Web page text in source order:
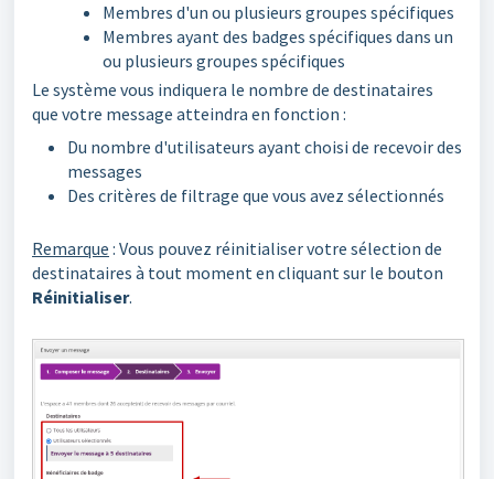
Membres d'un ou plusieurs groupes spécifiques
Membres ayant des badges spécifiques dans un
ou plusieurs groupes spécifiques
Le système vous indiquera le nombre de destinataires
que votre message atteindra en fonction :
Du nombre d'utilisateurs ayant choisi de recevoir des
messages
Des critères de filtrage que vous avez sélectionnés
Remarque : Vous pouvez réinitialiser votre sélection de
destinataires à tout moment en cliquant sur le bouton
Réinitialiser.